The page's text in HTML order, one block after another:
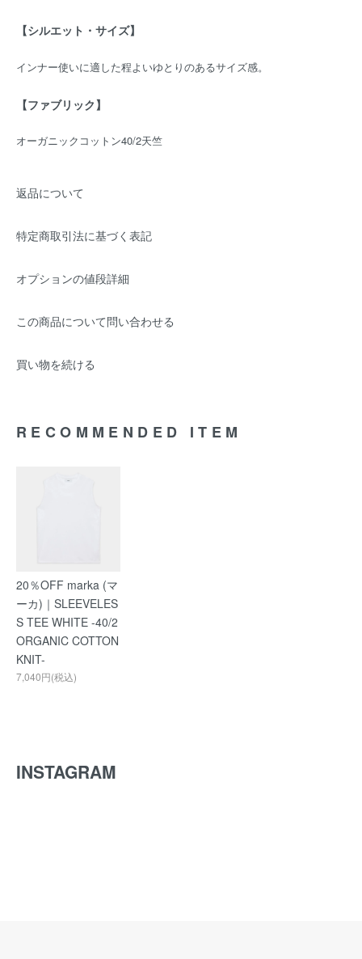
【シルエット・サイズ】
インナー使いに適した程よいゆとりのあるサイズ感。
【ファブリック】
オーガニックコットン40/2天竺
返品について
特定商取引法に基づく表記
オプションの値段詳細
この商品について問い合わせる
買い物を続ける
RECOMMENDED ITEM
20％OFF marka (マ
ーカ)｜SLEEVELES
S TEE WHITE -40/2
ORGANIC COTTON
KNIT-
7,040円(税込)
INSTAGRAM